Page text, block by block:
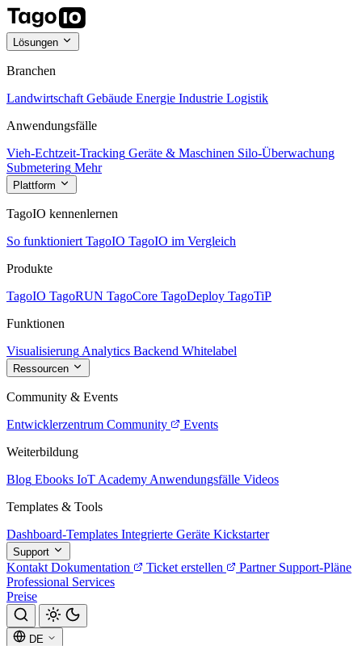
Lösungen
Branchen
Landwirtschaft Gebäude Energie Industrie Logistik
Anwendungsfälle
Vieh-Echtzeit-Tracking Geräte & Maschinen Silo-Überwachung
Submetering Mehr
Plattform
TagoIO kennenlernen
So funktioniert TagoIO TagoIO im Vergleich
Produkte
TagoIO TagoRUN TagoCore TagoDeploy TagoTiP
Funktionen
Visualisierung Analytics Backend Whitelabel
Ressourcen
Community & Events
Entwicklerzentrum Community
Events
Weiterbildung
Blog Ebooks IoT Academy Anwendungsfälle Videos
Templates & Tools
Dashboard-Templates Integrierte Geräte Kickstarter
Support
Kontakt Dokumentation Ticket erstellen Partner Support-Pläne
Professional Services
Preise
DE